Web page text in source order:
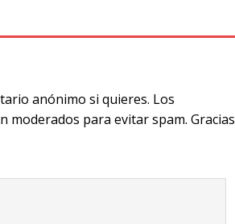
anónimo si quieres. Los
moderados para evitar spam. Gracias